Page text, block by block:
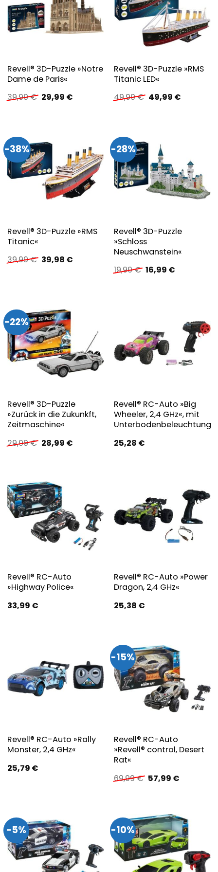
Revell® 3D-Puzzle »Notre
Dame de Paris«
39,99€ Ursprünglicher
Preis
29,99 €Aktueller
Revell® 3D-Puzzle »RMS
Titanic LED«
49,99€ Ursprünglicher
Preis
49,99 €Aktueller
-38%
Revell® 3D-Puzzle »RMS
Titanic«
39,99€ Ursprünglicher
Preis
39,98 €Aktueller
-28%
Revell® 3D-Puzzle
»Schloss
Neuschwanstein«
19,99€ Ursprünglicher
Preis
16,99 €Aktueller
-22%
Revell® 3D-Puzzle
»Zurück in die Zukunkft,
Zeitmaschine«
29,99€ Ursprünglicher
Preis
28,99 €Aktueller
Revell® RC-Auto »Big
Wheeler, 2,4 GHz«, mit
Unterbodenbeleuchtung
25,28 €
Revell® RC-Auto
»Highway Police«
33,99 €
Revell® RC-Auto »Power
Dragon, 2,4 GHz«
25,38 €
Revell® RC-Auto »Rally
Monster, 2,4 GHz«
25,79 €
-15%
Revell® RC-Auto
»Revell® control, Desert
Rat«
69,99€ Ursprünglicher
Preis
57,99 €Aktueller
-5% -10%